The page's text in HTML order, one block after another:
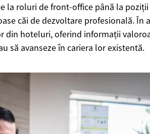
la roluri de front-office până la
căi de dezvoltare profesională. În
din hoteluri, oferind informații
să avanseze în cariera lor existentă.